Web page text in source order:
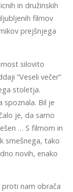
in družinskih
filmov
prejšnjega
silovito
”Veseli večer”
stoletja.
spoznala. Bil je
je, da samo
… S filmom in
smešnega, tako
novih, enako
nam obrača